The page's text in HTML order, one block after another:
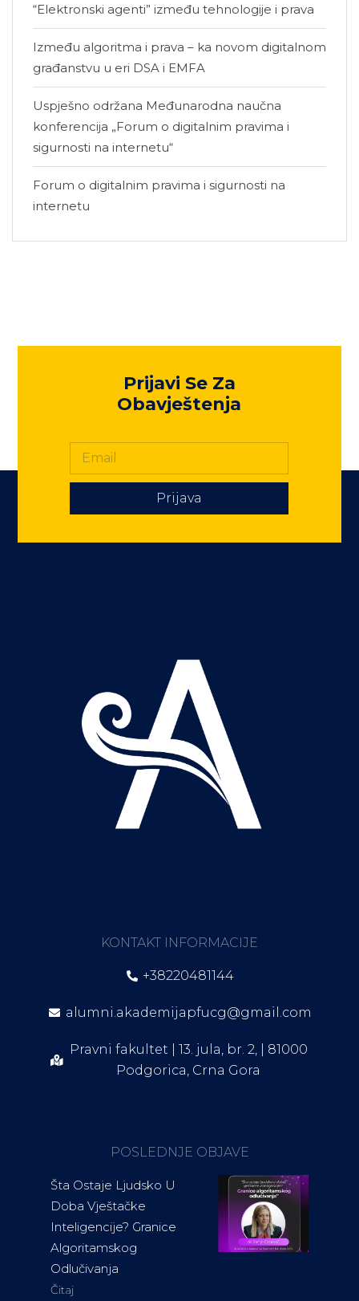
“Elektronski agenti” između tehnologije i prava
Između algoritma i prava – ka novom digitalnom
građanstvu u eri DSA i EMFA
Uspješno održana Međunarodna naučna
konferencija „Forum o digitalnim pravima i
sigurnosti na internetu“
Forum o digitalnim pravima i sigurnosti na
internetu
Prijavi Se Za
Obavještenja
Prijava
KONTAKT INFORMACIJE
+38220481144
alumni.akademijapfucg@gmail.com
Pravni fakultet | 13. jula, br. 2, | 81000
Podgorica, Crna Gora
POSLEDNJE OBJAVE
Šta Ostaje Ljudsko U
Doba Vještačke
Inteligencije? Granice
Algoritamskog
Odlučivanja
Čitaj